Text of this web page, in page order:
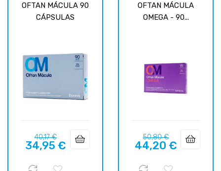
OFTAN MÁCULA 90
CÁPSULAS
Precio
regular
40,17 €Precio
34,95 €
OFTAN MÁCULA
OMEGA - 90...
Precio
regular
50,80 €Precio
44,20 €